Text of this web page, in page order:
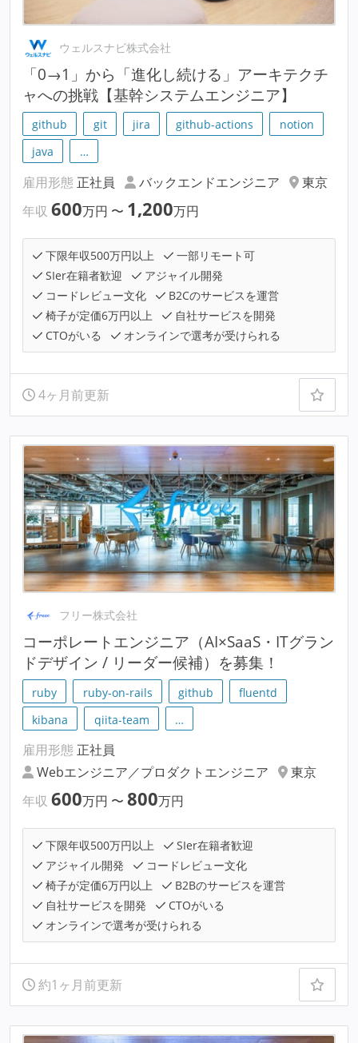
ウェルスナビ株式会社
「0→1」から「進化し続ける」アーキテクチ
ャへの挑戦【基幹システムエンジニア】
github git jira github-actions
notion
java
…
雇用形態 正社員 バックエンドエンジニア
東京
年収 600万円 〜 1,200万円
下限年収500万円以上
一部リモート可
SIer在籍者歓迎
アジャイル開発
コードレビュー文化
B2Cのサービスを運営
椅子が定価6万円以上
自社サービスを開発
CTOがいる
オンラインで選考が受けられる
4ヶ月前更新
フリー株式会社
コーポレートエンジニア（AI×SaaS・ITグラン
ドデザイン / リーダー候補）を募集！
ruby ruby-on-rails github
fluentd
kibana
qiita-team …
雇用形態 正社員
Webエンジニア／プロダクトエンジニア
東京
年収 600万円 〜 800万円
下限年収500万円以上
SIer在籍者歓迎
アジャイル開発
コードレビュー文化
椅子が定価6万円以上
B2Bのサービスを運営
自社サービスを開発
CTOがいる
オンラインで選考が受けられる
約1ヶ月前更新